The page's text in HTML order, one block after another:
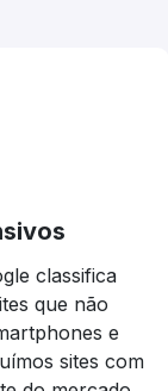
classifica
que não
e
sites com